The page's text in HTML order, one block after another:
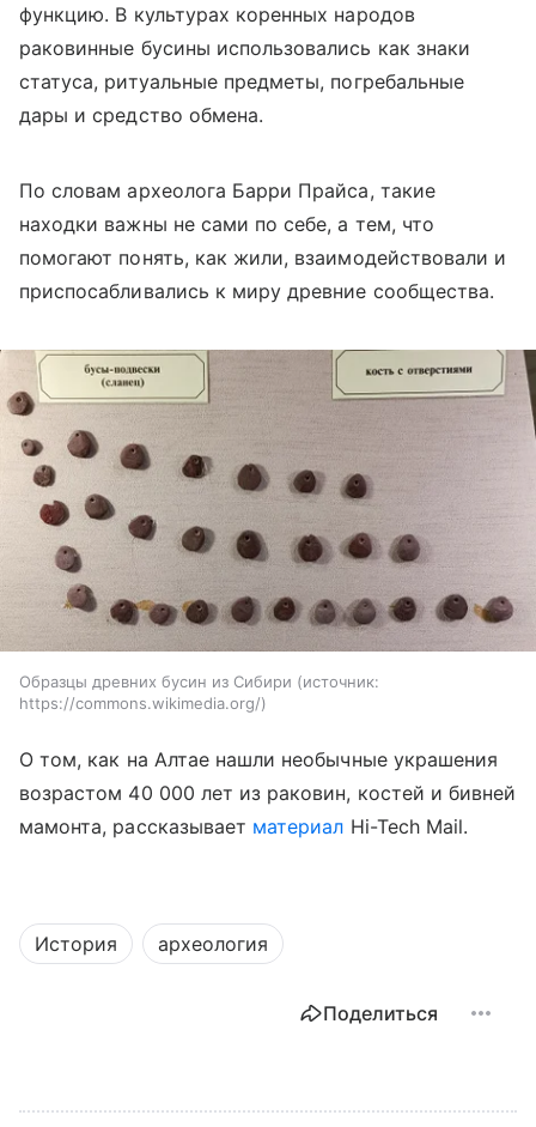
функцию. В культурах коренных народов
раковинные бусины использовались как знаки
статуса, ритуальные предметы, погребальные
дары и средство обмена.
По словам археолога Барри Прайса, такие
находки важны не сами по себе, а тем, что
помогают понять, как жили, взаимодействовали и
приспосабливались к миру древние сообщества.
Образцы древних бусин из Сибири
источник:
https://commons.wikimedia.org/
О том, как на Алтае нашли необычные украшения
возрастом 40 000 лет из раковин, костей и бивней
мамонта, рассказывает материал Hi-Tech Mail.
История археология
Поделиться